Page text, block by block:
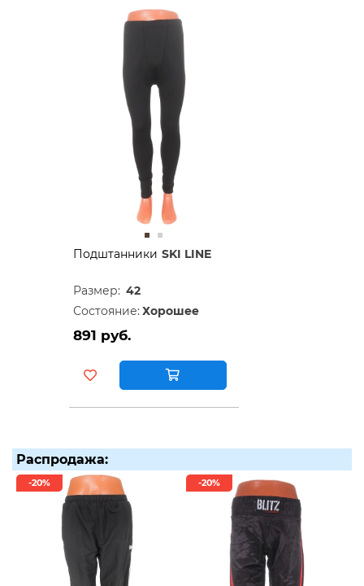
Подштанники SKI LINE
Размер: 42
Состояние: Хорошее
891 руб.
Распродажа:
-20% -20%